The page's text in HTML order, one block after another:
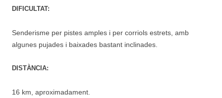
DIFICULTAT:
Senderisme per pistes amples i per corriols estrets, amb
algunes pujades i baixades bastant inclinades.
DISTÀNCIA:
16 km, aproximadament.